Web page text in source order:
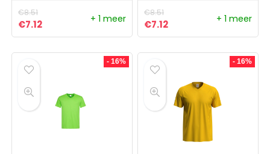
€8.51
Oorspronkelijke prijs was: €8.51.
€7.12Huidige prijs is: €7.12.
+ 1 meer
€8.51
Oorspronkelijke prijs was:
€7.12Huidige prijs is: €7.12.
+ 1 meer
- 16% - 16%